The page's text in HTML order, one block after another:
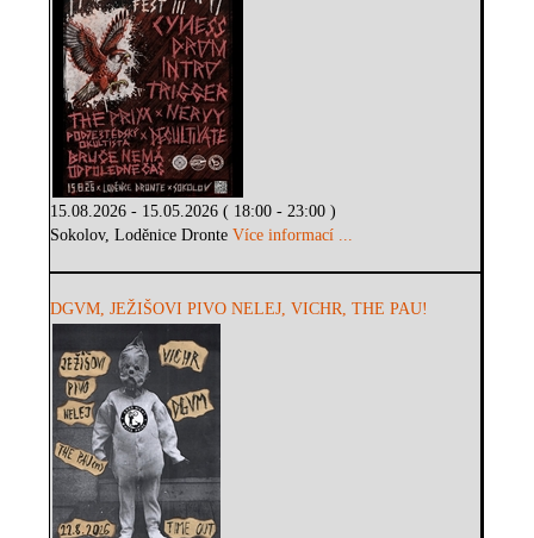
15.08.2026 - 15.05.2026 ( 18:00 - 23:00 )
Sokolov, Loděnice DronteVíce informací ...
DGVM, JEŽIŠOVI PIVO NELEJ, VICHR, THE PAU!